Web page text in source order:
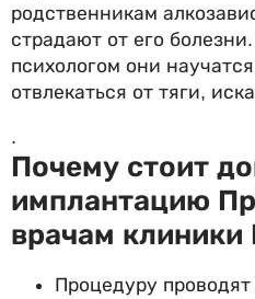
родственникам
страдают от его
психологом они
отвлекаться от тяги,
.
Почему стоит
имплантацию
врачам клиники
Процедуру